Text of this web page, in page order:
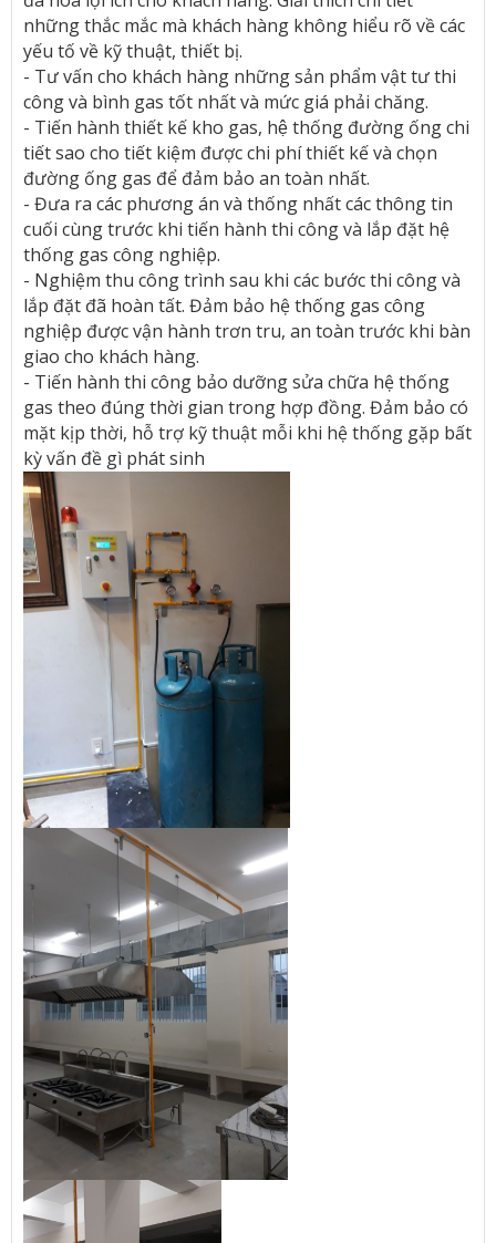
những thắc mắc mà khách hàng không hiểu rõ về các
yếu tố về kỹ thuật, thiết bị.
- Tư vấn cho khách hàng những sản phẩm vật tư thi
công và bình gas tốt nhất và mức giá phải chăng.
- Tiến hành thiết kế kho gas, hệ thống đường ống chi
tiết sao cho tiết kiệm được chi phí thiết kế và chọn
đường ống gas để đảm bảo an toàn nhất.
- Đưa ra các phương án và thống nhất các thông tin
cuối cùng trước khi tiến hành thi công và lắp đặt hệ
thống gas công nghiệp.
- Nghiệm thu công trình sau khi các bước thi công và
lắp đặt đã hoàn tất. Đảm bảo hệ thống gas công
nghiệp được vận hành trơn tru, an toàn trước khi bàn
giao cho khách hàng.
- Tiến hành thi công bảo dưỡng sửa chữa hệ thống
gas theo đúng thời gian trong hợp đồng. Đảm bảo có
mặt kịp thời, hỗ trợ kỹ thuật mỗi khi hệ thống gặp bất
kỳ vấn đề gì phát sinh